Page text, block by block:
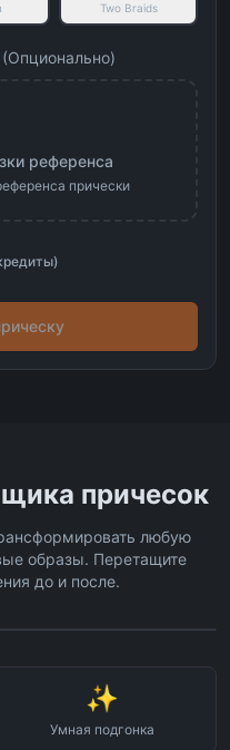
Two Braids
(Опционально)
референса
прически
)
причесок
любую
образы. Перетащите
до и после.
✨
Перетащите для
✨
Умная подгонка